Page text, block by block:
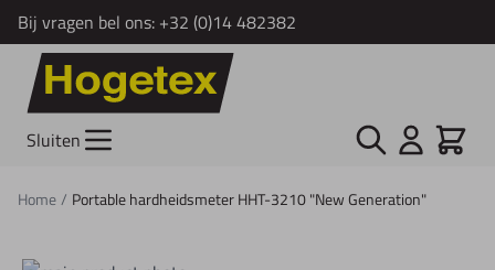
Bij vragen bel ons: +32 (0)14 482382
Ga naar de inhoud
Sluiten Zoek Cart
Home/ Portable hardheidsmeter HHT-3210 "New Generation"